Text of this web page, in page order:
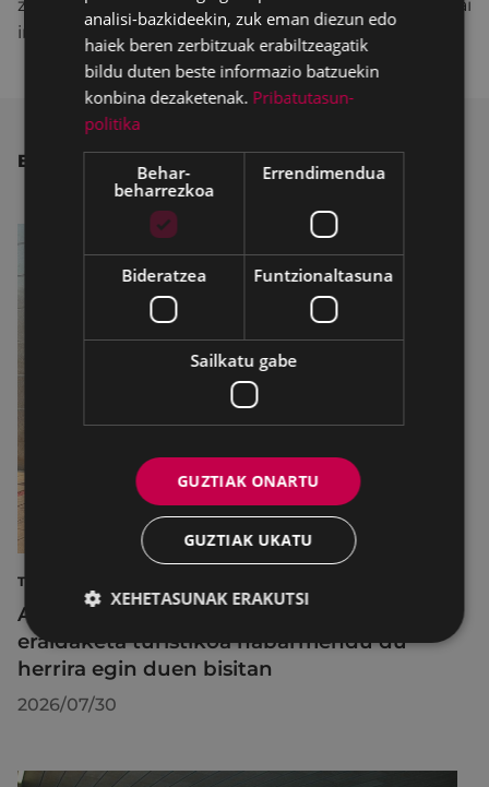
zerbitzua eskaintzen jarrai dezan, bai kirol-klubei, bai
instalazioen eguneroko erabiltzaileei".
BESTE ALBISTE BATZUK
TURISMOA
Azahara Dominguez diputatuak Eibarko
eraldaketa turistikoa nabarmendu du
herrira egin duen bisitan
2026/07/30
analisi-bazkideekin, zuk eman diezun edo
haiek beren zerbitzuak erabiltzeagatik
bildu duten beste informazio batzuekin
konbina dezaketenak. Pribatutasun-
politika
Behar-
beharrezkoa
Errendimendua
Bideratzea Funtzionaltasuna
Sailkatu gabe
GUZTIAK ONARTU
GUZTIAK UKATU
XEHETASUNAK ERAKUTSI